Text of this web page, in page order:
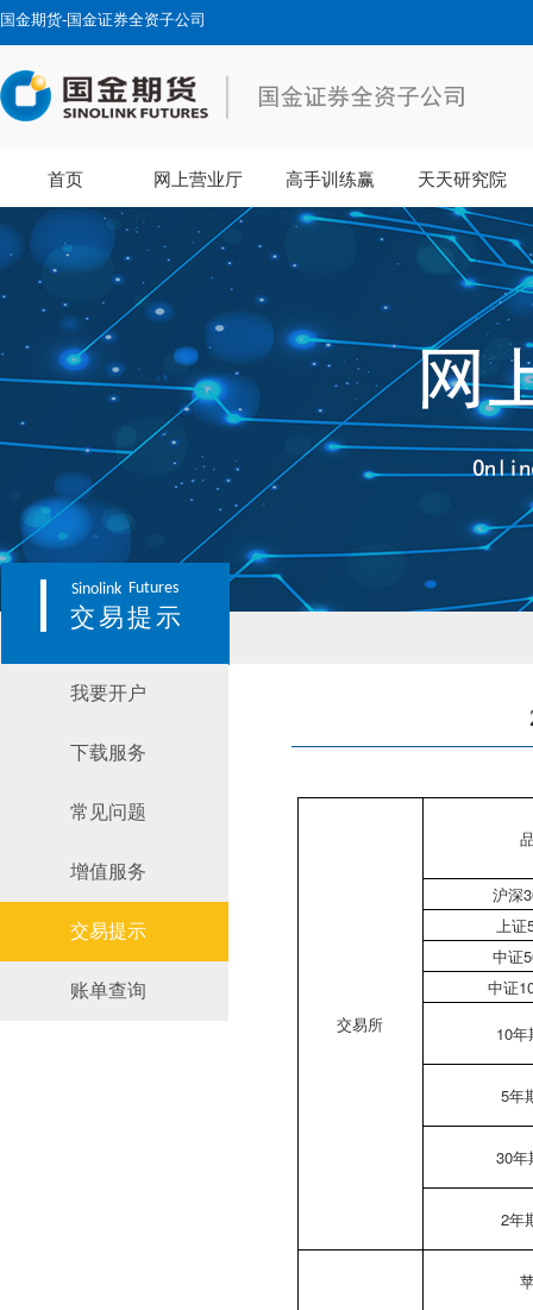
国金期货-国金证券全资子公司
首页 网上营业厅 高手训练赢 天天研究院
Sinolink Futures
交易提示
我要开户
下载服务
常见问题
增值服务
交易提示
账单查询
交易所
沪深
上证
中证
中证
10
5年
30
2年